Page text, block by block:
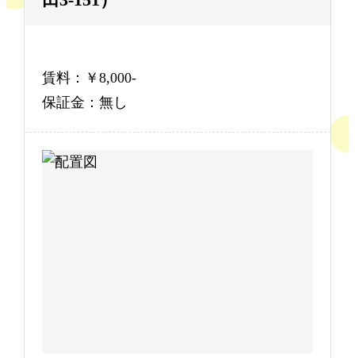
賃料：￥8,000-
保証金：無し